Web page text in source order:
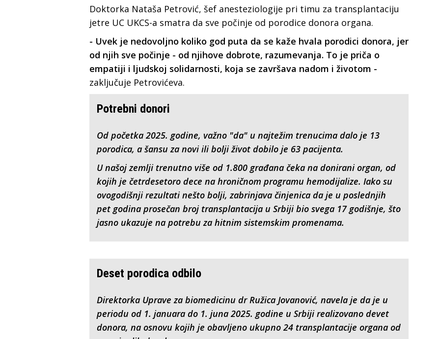
Doktorka Nataša Petrović, šef anesteziologije pri timu za transplantaciju
jetre UC UKCS-a smatra da sve počinje od porodice donora organa.
- Uvek je nedovoljno koliko god puta da se kaže hvala porodici donora, jer
od njih sve počinje - od njihove dobrote, razumevanja. To je priča o
empatiji i ljudskoj solidarnosti, koja se završava nadom i životom -
zaključuje Petrovićeva.
Potrebni donori
Od početka 2025. godine, važno "da" u najtežim trenucima dalo je 13
porodica, a šansu za novi ili bolji život dobilo je 63 pacijenta.
U našoj zemlji trenutno više od 1.800 građana čeka na donirani organ, od
kojih je četrdesetoro dece na hroničnom programu hemodijalize. Iako su
ovogodišnji rezultati nešto bolji, zabrinjava činjenica da je u poslednjih
pet godina prosečan broj transplantacija u Srbiji bio svega 17 godišnje, što
jasno ukazuje na potrebu za hitnim sistemskim promenama.
Deset porodica odbilo
Direktorka Uprave za biomedicinu dr Ružica Jovanović, navela je da je u
periodu od 1. januara do 1. juna 2025. godine u Srbiji realizovano devet
donora, na osnovu kojih je obavljeno ukupno 24 transplantacije organa od